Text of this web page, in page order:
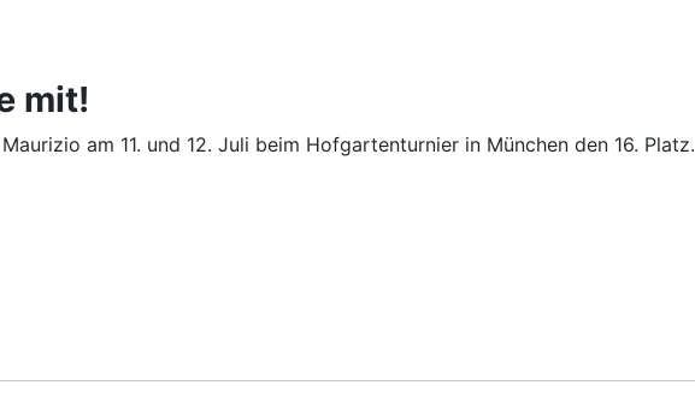
mit!
am 11. und 12. Juli beim Hofgartenturnier in München den 16. Platz.